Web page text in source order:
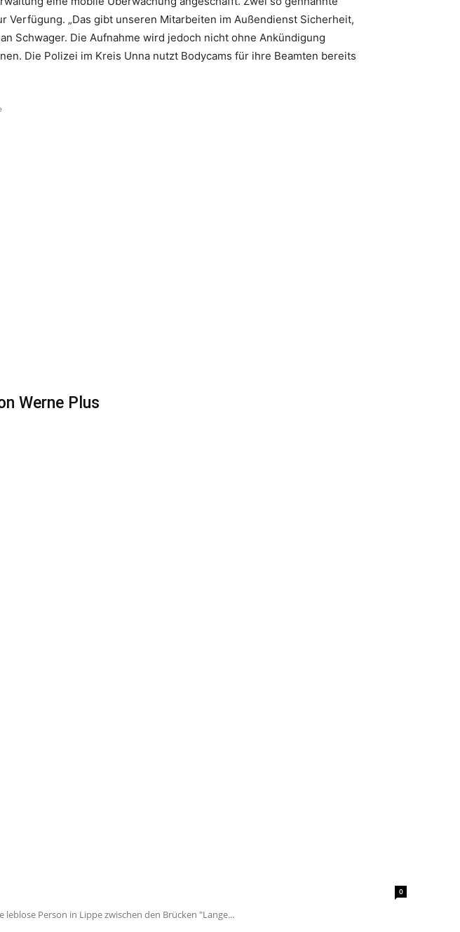
Verfügung. „Das gibt unseren Mitarbeiten im Außendienst Sicherheit,
Schwager. Die Aufnahme wird jedoch nicht ohne Ankündigung
Die Polizei im Kreis Unna nutzt Bodycams für ihre Beamten bereits
Werne Plus
0
Person in Lippe zwischen den Brücken "Lange...